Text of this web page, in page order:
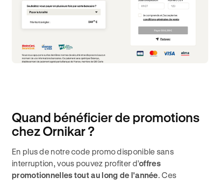
Quand bénéficier de promotions
chez Ornikar ?
En plus de notre code promo disponible sans
interruption, vous pouvez profiter d’offres
promotionnelles tout au long de l'année . Ces